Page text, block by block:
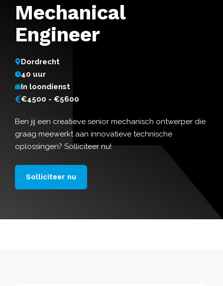
Mechanical
Engineer
Dordrecht
40 uur
In loondienst
€4500 - €5600
Ben jij een creatieve senior mechanisch ontwerper die
graag meewerkt aan innovatieve technische
oplossingen? Solliciteer nu!
Solliciteer nu